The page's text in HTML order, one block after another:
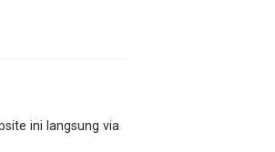
ini langsung via